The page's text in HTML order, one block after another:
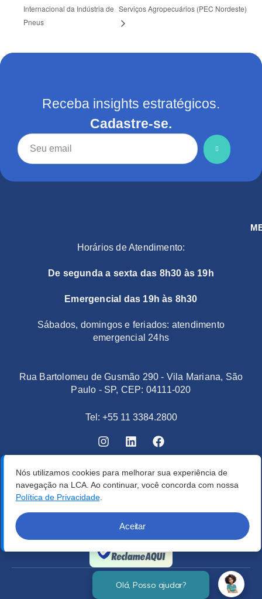
Internacional da Indústria de
Pneus
Serviços Agropecuários (PEC Nordeste)
Receba insights estratégicos.
Cadastre-se.
Horários de Atendimento:
De segunda a sexta das 8h30 às 19h
Emergencial das 19h às 8h30
Sábados, domingos e feriados: atendimento
emergencial 24hs
Rua Bartolomeu de Gusmão 290 - Vila Mariana, São
Paulo - SP, CEP: 04111-020
Tel: +55 11 3384.2800
Nós utilizamos cookies para melhorar sua experiência de
navegação na LCA. Ao continuar, você concorda com nossa
Política de Privacidade.
Aceitar